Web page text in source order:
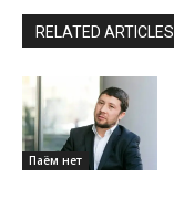
RELATED ARTICLES
Паём нет